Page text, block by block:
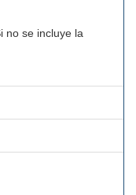
no se incluye la